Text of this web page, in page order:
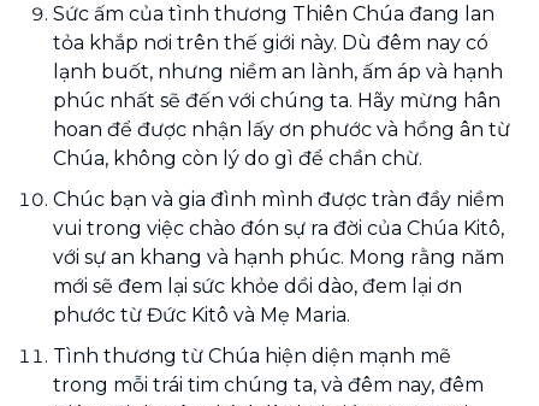
Sức ấm của tình thương Thiên Chúa đang lan
tỏa khắp nơi trên thế giới này. Dù đêm nay có
lạnh buốt, nhưng niềm an lành, ấm áp và hạnh
phúc nhất sẽ đến với chúng ta. Hãy mừng hân
hoan để được nhận lấy ơn phước và hồng ân từ
Chúa, không còn lý do gì để chần chừ.
Chúc bạn và gia đình mình được tràn đầy niềm
vui trong việc chào đón sự ra đời của Chúa Kitô,
với sự an khang và hạnh phúc. Mong rằng năm
mới sẽ đem lại sức khỏe dồi dào, đem lại ơn
phước từ Đức Kitô và Mẹ Maria.
Tình thương từ Chúa hiện diện mạnh mẽ
trong mỗi trái tim chúng ta, và đêm nay, đêm